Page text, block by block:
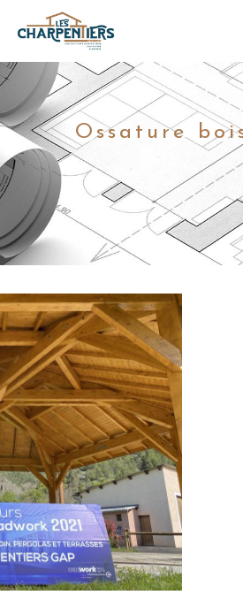
Ossature
Panneau de gestion des cookies